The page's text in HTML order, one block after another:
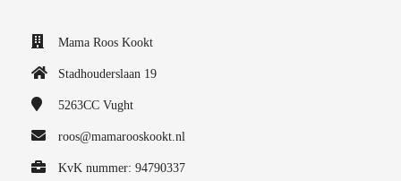
Mama Roos Kookt
Stadhouderslaan 19
5263CC Vught
roos@mamarooskookt.nl
KvK nummer: 94790337